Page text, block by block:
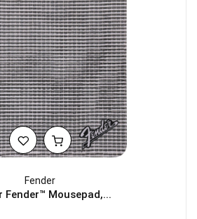
Fender
Fender™ Mousepad,...